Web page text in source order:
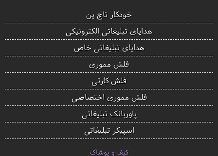
خودکار تاچ پن
هدایای تبلیغاتی الکترونیکی
هدایای تبلیغاتی خاص
فلش مموری
فلش کارتی
فلش مموری اختصاصی
پاوربانک تبلیغاتی
اسپیکر تبلیغاتی
کیف و پوشاک